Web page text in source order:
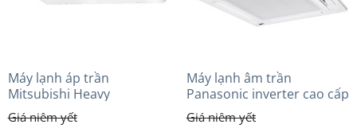
Máy lạnh áp trần
Mitsubishi Heavy
FDE125VG (5.0Hp) Cao cấp
– 1 Pha
Máy lạnh âm trần
Panasonic inverter cao cấp
(2.0 Hp) S-1821PU3HA/U-
18PRH1H5